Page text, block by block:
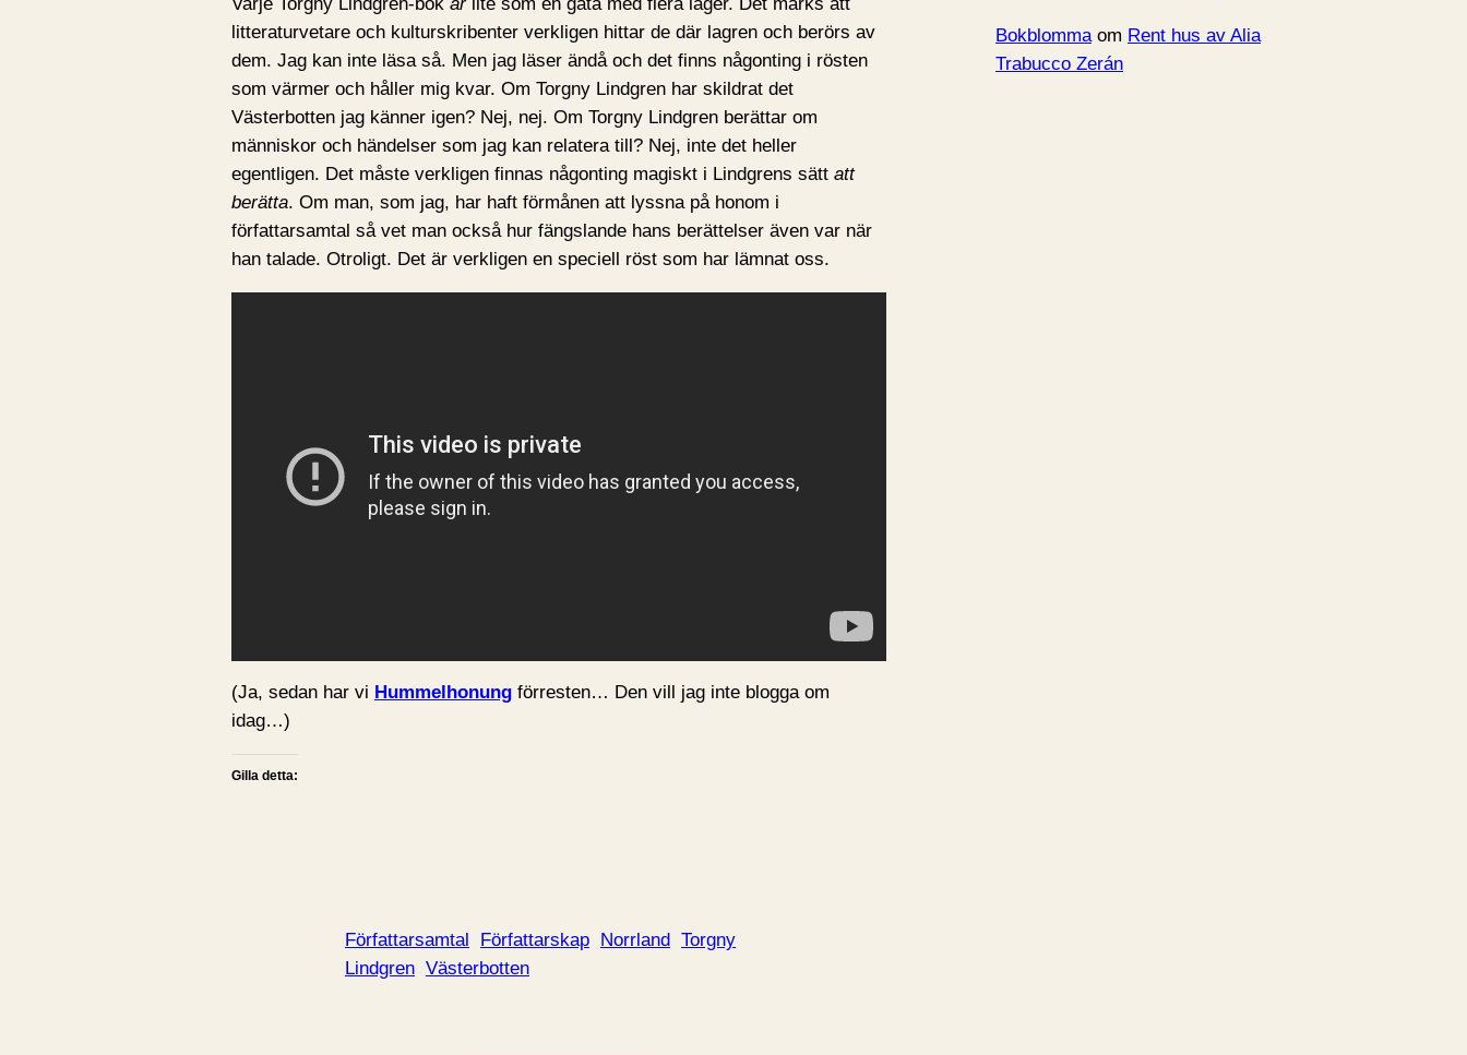
litteraturvetare och kulturskribenter verkligen hittar de där lagren och berörs av
dem. Jag kan inte läsa så. Men jag läser ändå och det finns någonting i rösten
som värmer och håller mig kvar. Om Torgny Lindgren har skildrat det
Västerbotten jag känner igen? Nej, nej. Om Torgny Lindgren berättar om
människor och händelser som jag kan relatera till? Nej, inte det heller
egentligen. Det måste verkligen finnas någonting magiskt i Lindgrens sätt att
berätta. Om man, som jag, har haft förmånen att lyssna på honom i
författarsamtal så vet man också hur fängslande hans berättelser även var när
han talade. Otroligt. Det är verkligen en speciell röst som har lämnat oss.
(Ja, sedan har vi Hummelhonung förresten… Den vill jag inte blogga om
idag…)
Gilla detta:
Författarsamtal Författarskap Norrland Torgny
Lindgren Västerbotten
Bokblommaom Rent hus av Alia
Trabucco Zerán